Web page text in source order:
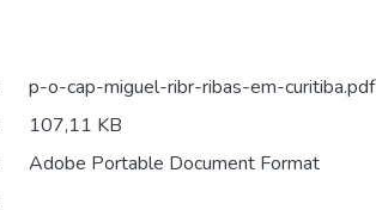
p-o-cap-miguel-ribr-ribas-em-curitiba.pdf
107,11 KB
Adobe Portable Document Format